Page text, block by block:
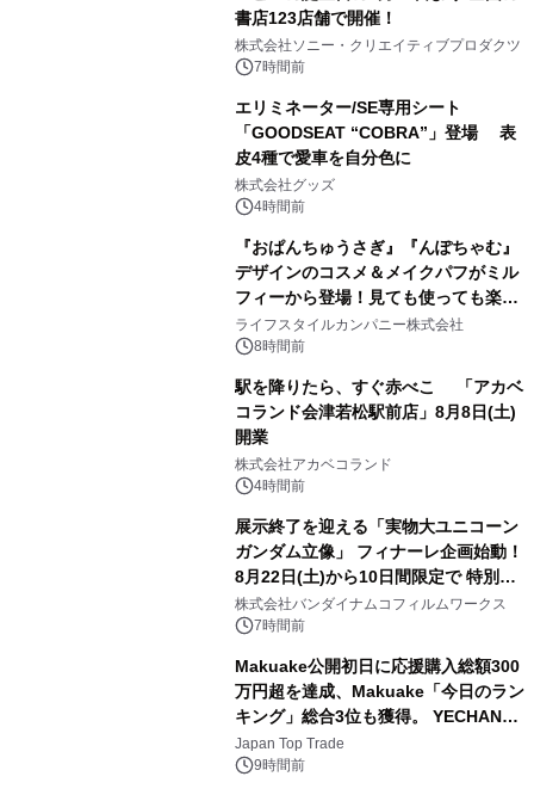
書店123店舗で開催！
株式会社ソニー・クリエイティブプロダクツ
7時間前
エリミネーター/SE専用シート
「GOODSEAT “COBRA”」登場 表
皮4種で愛車を自分色に
株式会社グッズ
4時間前
『おぱんちゅうさぎ』『んぽちゃむ』
デザインのコスメ＆メイクパフがミル
フィーから登場！見ても使っても楽し
い、ポップでキュートなコレクショ
ン。
ライフスタイルカンパニー株式会社
8時間前
駅を降りたら、すぐ赤べこ 「アカベ
コランド会津若松駅前店」8月8日(土)
開業
株式会社アカベコランド
4時間前
展示終了を迎える「実物大ユニコーン
ガンダム立像」 フィナーレ企画始動！
8月22日(土)から10日間限定で 特別映
像『UNICORN GUNDAM Statue ―
BEYOND POSSIBILITY ―』を上映！
株式会社バンダイナムコフィルムワークス
7時間前
Makuake公開初日に応援購入総額300
万円超を達成、Makuake「今日のラン
キング」総合3位も獲得。 YECHAN音
浴シンギングボウル第2弾の大型サイ
ズ（XL・2XL・3XL）を先行販売中
Japan Top Trade
9時間前